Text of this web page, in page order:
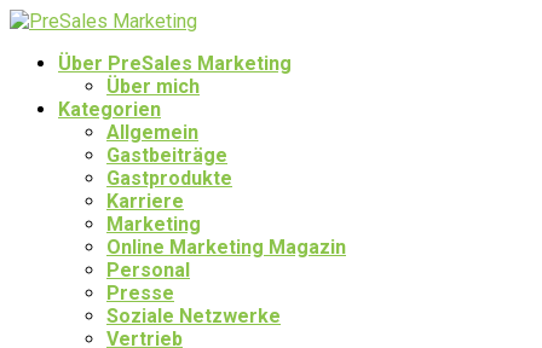
Über PreSales Marketing
Über mich
Kategorien
Allgemein
Gastbeiträge
Gastprodukte
Karriere
Marketing
Online Marketing Magazin
Personal
Presse
Soziale Netzwerke
Vertrieb